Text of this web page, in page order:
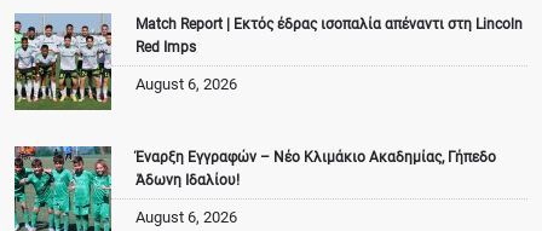
Match Report | Εκτός έδρας ισοπαλία απέναντι στη Lincoln
Red Imps
August 6, 2026
Έναρξη Εγγραφών – Νέο Κλιμάκιο Ακαδημίας, Γήπεδο
Άδωνη Ιδαλίου!
August 6, 2026